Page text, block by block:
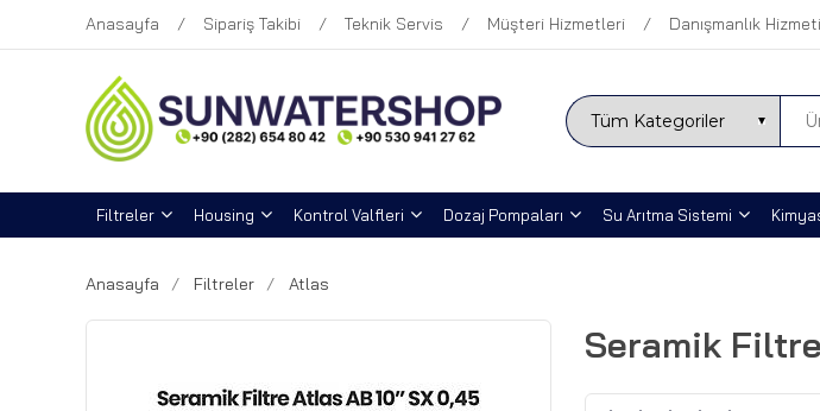
Anasayfa Sipariş Takibi Teknik Servis Müşteri Hizmetleri Danışmanlık Hizmeti
Filtreler Housing Kontrol Valfleri Dozaj Pompaları Su Arıtma Sistemi
Anasayfa Filtreler Atlas
Seramik